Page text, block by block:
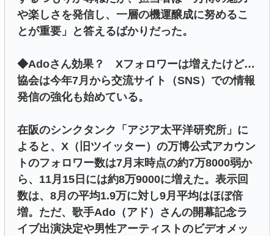
や楽しさを発信し、一層の機運醸成に努めるこ
とが重要」と答えるばかりだった。
◆Adoさん効果？ Xフォロワーは増えたけど…
協会は今年7月から交流サイト（SNS）での情報
発信の強化も始めている。
在阪のシンクタンク「アジア太平洋研究所」に
よると、X（旧ツイッター）の万博公式アカウン
トのフォロワー数は7月末時点の約7万8000弱か
ら、11月15日には約8万9000に増えた。表示回
数は、8月の平均1.9万に対し9月平均はほぼ倍
増。ただ、歌手Ado（アド）さんの開幕記念ラ
イブ出演決定や男性アーティストのビデオメッ